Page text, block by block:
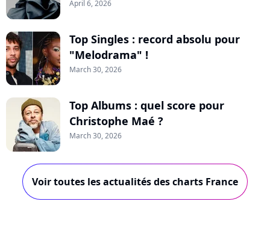
April 6, 2026
Top Singles : record absolu pour
"Melodrama" !
March 30, 2026
Top Albums : quel score pour
Christophe Maé ?
March 30, 2026
Voir toutes les actualités des charts France